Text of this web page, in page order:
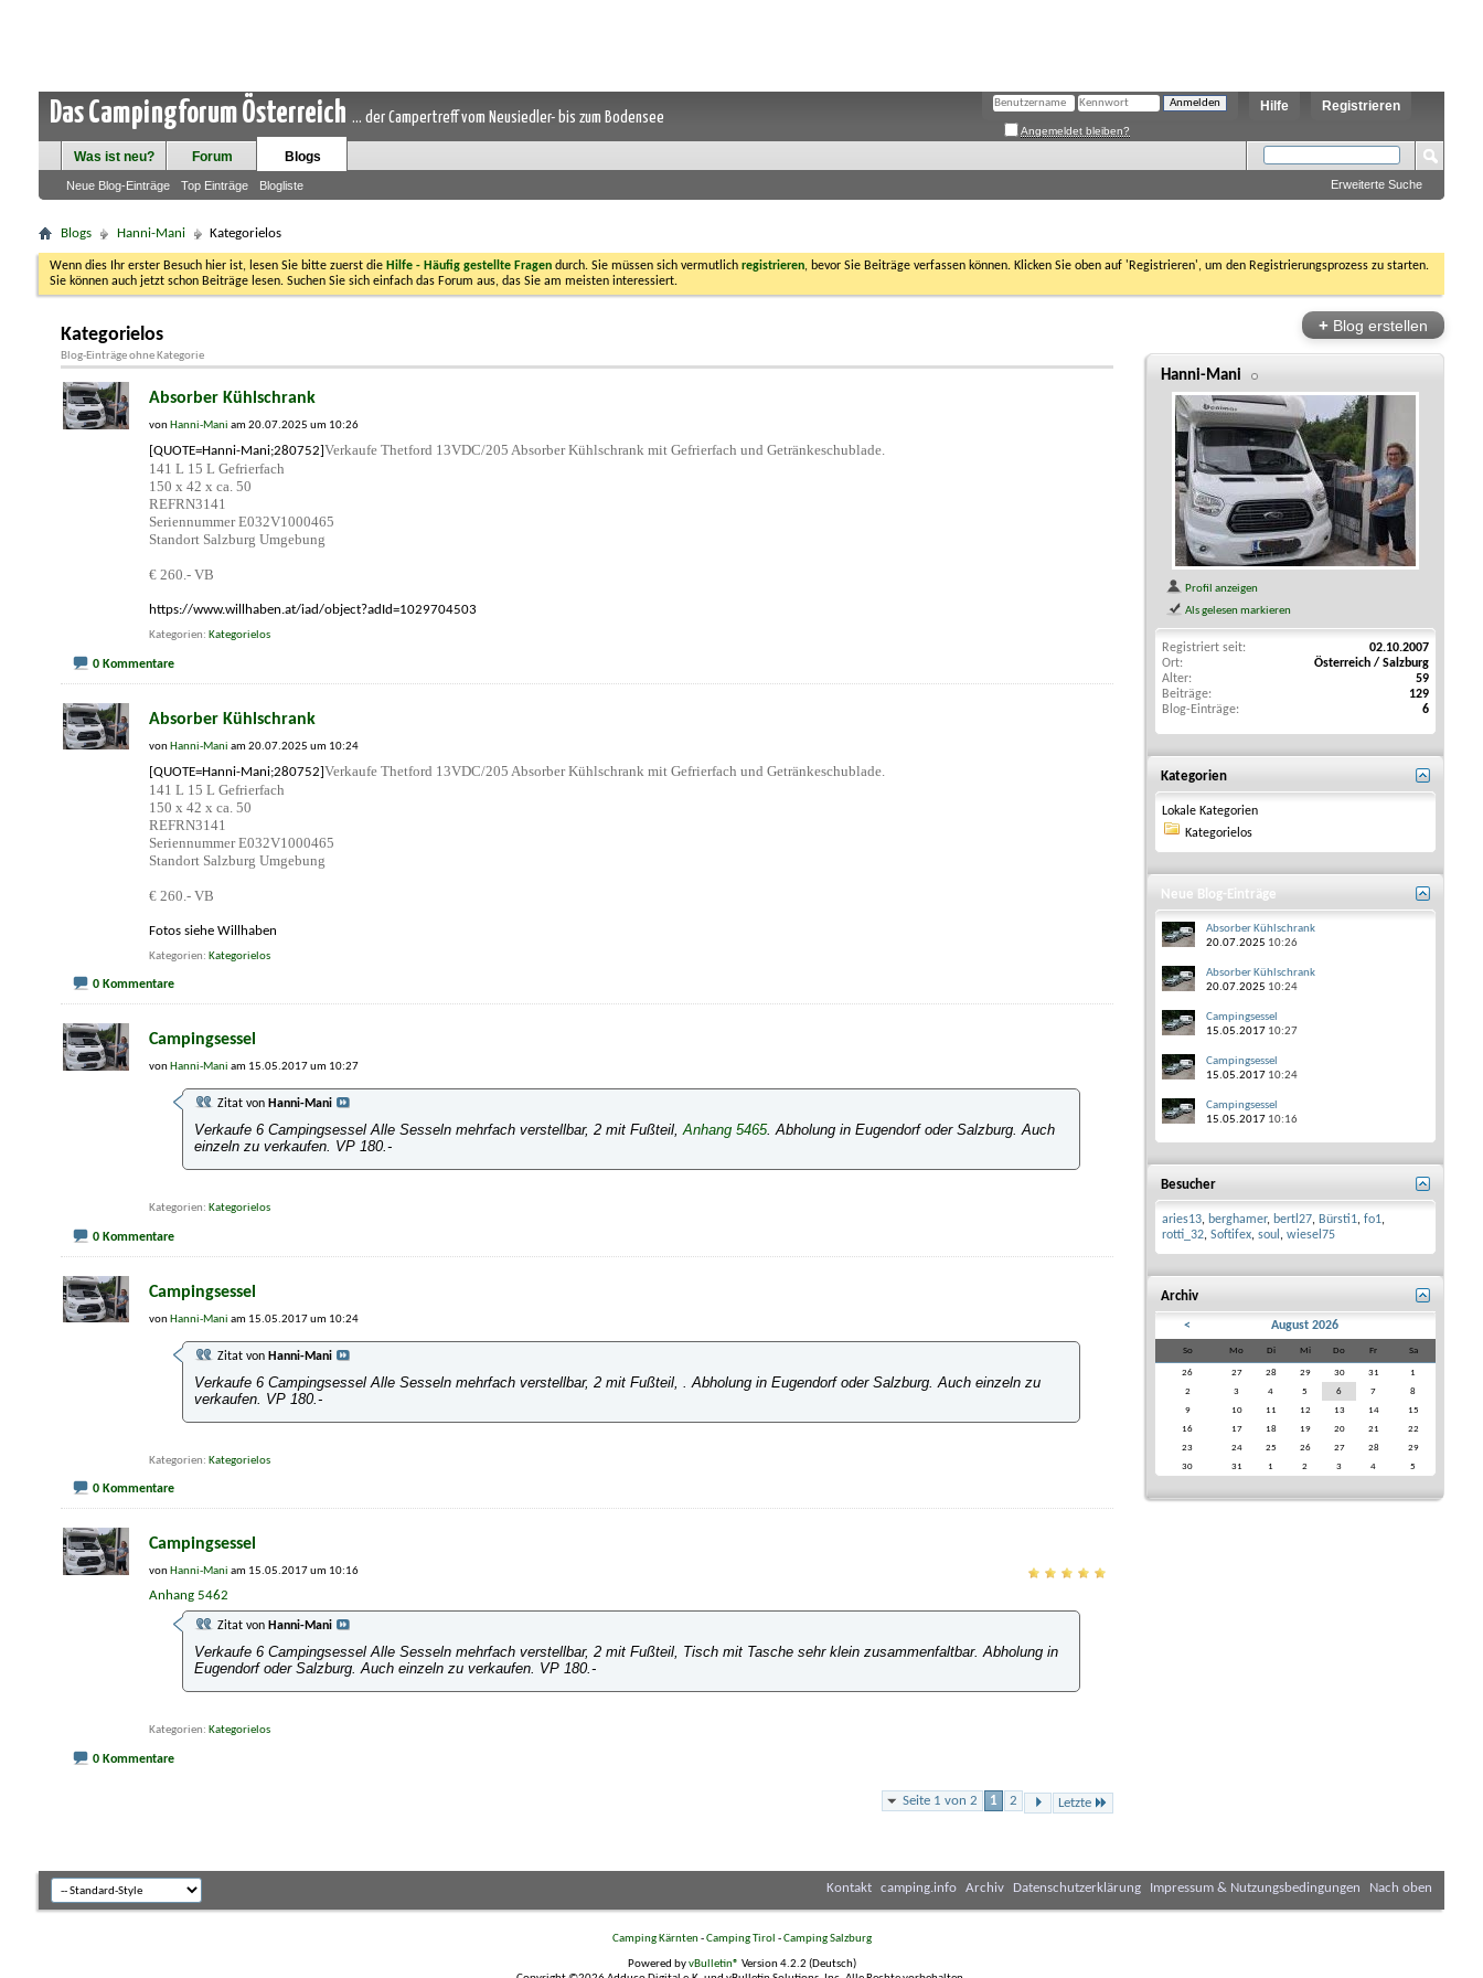
Das Campingforum Österreich ... der Campertreff vom Neusiedler- bis zum Bodensee
Registrieren
Hilfe
Angemeldet bleiben?
Was ist neu? Forum Blogs
Neue Blog-Einträge Top Einträge Blogliste Erweiterte Suche
Blogs Hanni-Mani Kategorielos
Wenn dies Ihr erster Besuch hier ist, lesen Sie bitte zuerst die Hilfe - Häufig gestellte Fragen durch. Sie müssen sich vermutlich registrieren, bevor Sie Beiträge verfassen können. Klicken Sie oben auf 'Registrieren', um den Registrierungsprozess zu starten.
Sie können auch jetzt schon Beiträge lesen. Suchen Sie sich einfach das Forum aus, das Sie am meisten interessiert.
Kategorielos
Blog-Einträge ohne Kategorie
Absorber Kühlschrank
von Hanni-Mani am 20.07.2025 um 10:26
[QUOTE=Hanni-Mani;280752]Verkaufe Thetford 13VDC/205 Absorber Kühlschrank mit Gefrierfach und Getränkeschublade.
141 L 15 L Gefrierfach
150 x 42 x ca. 50
REFRN3141
Seriennummer E032V1000465
Standort Salzburg Umgebung
€ 260.- VB
https://www.willhaben.at/iad/object?adId=1029704503
Kategorien Kategorielos
0 Kommentare
Absorber Kühlschrank
von Hanni-Mani am 20.07.2025 um 10:24
[QUOTE=Hanni-Mani;280752]Verkaufe Thetford 13VDC/205 Absorber Kühlschrank mit Gefrierfach und Getränkeschublade.
141 L 15 L Gefrierfach
150 x 42 x ca. 50
REFRN3141
Seriennummer E032V1000465
Standort Salzburg Umgebung
€ 260.- VB
Fotos siehe Willhaben
Kategorien Kategorielos
0 Kommentare
Campingsessel
von Hanni-Mani am 15.05.2017 um 10:27
Zitat von Hanni-Mani
Verkaufe 6 Campingsessel Alle Sesseln mehrfach verstellbar, 2 mit Fußteil,Anhang 5465. Abholung in Eugendorf oder Salzburg. Auch
einzeln zu verkaufen. VP 180.-
Kategorien Kategorielos
0 Kommentare
Campingsessel
von Hanni-Mani am 15.05.2017 um 10:24
Zitat von Hanni-Mani
Verkaufe 6 Campingsessel Alle Sesseln mehrfach verstellbar, 2 mit Fußteil, . Abholung in Eugendorf oder Salzburg. Auch einzeln zu
verkaufen. VP 180.-
Kategorien Kategorielos
0 Kommentare
Campingsessel
von Hanni-Mani am 15.05.2017 um 10:16
Anhang 5462
Zitat von Hanni-Mani
Verkaufe 6 Campingsessel Alle Sesseln mehrfach verstellbar, 2 mit Fußteil, Tisch mit Tasche sehr klein zusammenfaltbar. Abholung in
Eugendorf oder Salzburg. Auch einzeln zu verkaufen. VP 180.-
Kategorien Kategorielos
0 Kommentare
Seite 1 von 2 1 2 Letzte
+ Blog erstellen
Hanni-Mani
Profil anzeigen
Als gelesen markieren
Registriert seit
02.10.2007
Ort
Österreich / Salzburg
Alter
59
Beiträge
129
Blog-Einträge
6
Kategorien
Lokale Kategorien
Kategorielos
Neue Blog-Einträge
Absorber Kühlschrank
20.07.2025 10:26
Absorber Kühlschrank
20.07.2025 10:24
Campingsessel
15.05.2017 10:27
Campingsessel
15.05.2017 10:24
Campingsessel
15.05.2017 10:16
Besucher
aries13, berghamer, bertl27, Bürsti1, fo1,
rotti_32, Softifex, soul , wiesel75
Archiv
< August 2026
So Mo Di Mi Do Fr Sa
26 27 28 29 30 31
1
2
3 4 5 6 7
8
9
10 11 12 13 14
15
16
17 18 19 20 21
22
23
24 25 26 27 28
29
30
31 1 2 3 4 5
Kontakt camping.info Archiv Datenschutzerklärung Impressum & Nutzungsbedingungen Nach oben
Camping Kärnten-Camping Tirol -Camping Salzburg
Powered byvBulletin® Version 4.2.2 (Deutsch)